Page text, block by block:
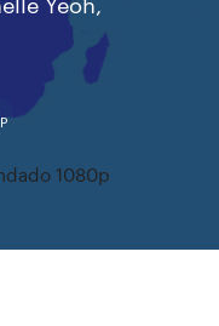
1080p